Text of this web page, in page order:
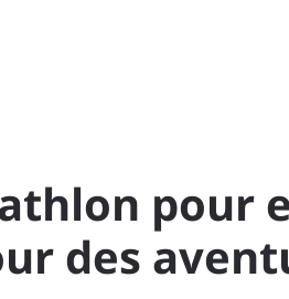
pour
des